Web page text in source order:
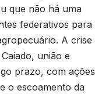
que não há uma
federativos para
A crise
união e
prazo, com ações
o escoamento da